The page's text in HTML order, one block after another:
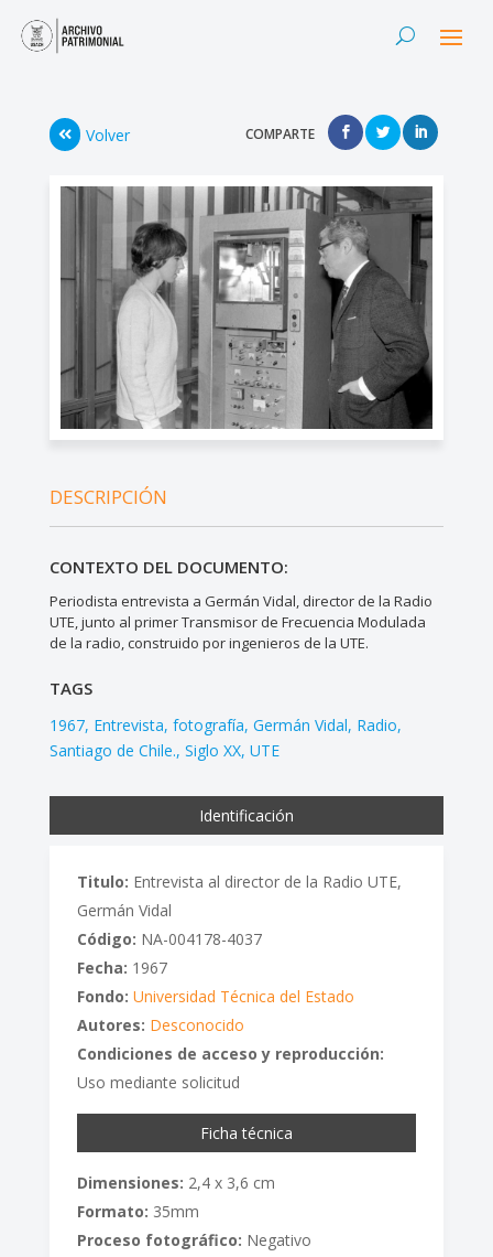
Volver COMPARTE
DESCRIPCIÓN
CONTEXTO DEL DOCUMENTO:
Periodista entrevista a Germán Vidal, director de la Radio
UTE, junto al primer Transmisor de Frecuencia Modulada
de la radio, construido por ingenieros de la UTE.
TAGS
1967 Entrevista fotografía Germán Vidal Radio
Santiago de Chile. Siglo XX UTE
Identificación
Titulo: Entrevista al director de la Radio UTE,
Germán Vidal
Código: NA-004178-4037
Fecha: 1967
Fondo: Universidad Técnica del Estado
Autores: Desconocido
Condiciones de acceso y reproducción:
Uso mediante solicitud
Ficha técnica
Dimensiones: 2,4 x 3,6 cm
Formato: 35mm
Proceso fotográfico: Negativo